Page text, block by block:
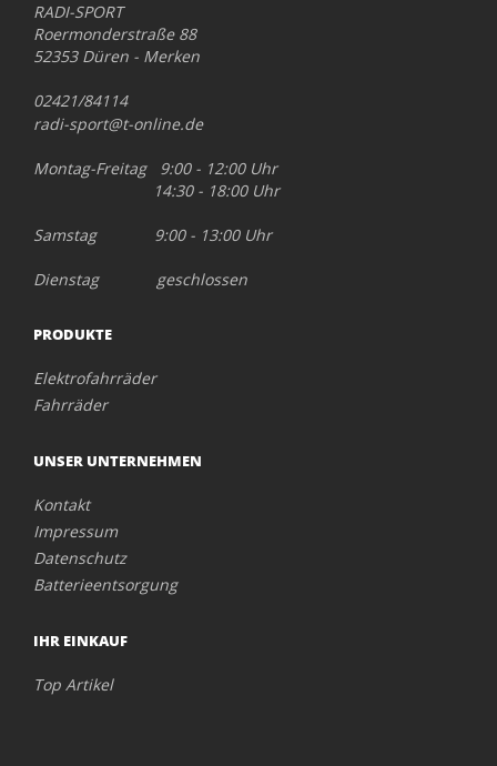
RADI-SPORT
Roermonderstraße 88
52353 Düren - Merken
02421/84114
radi-sport@t-online.de
Montag-Freitag 9:00 - 12:00 Uhr
14:30 - 18:00 Uhr
Samstag 9:00 - 13:00 Uhr
Dienstag geschlossen
PRODUKTE
Elektrofahrräder
Fahrräder
UNSER UNTERNEHMEN
Kontakt
Impressum
Datenschutz
Batterieentsorgung
IHR EINKAUF
Top Artikel